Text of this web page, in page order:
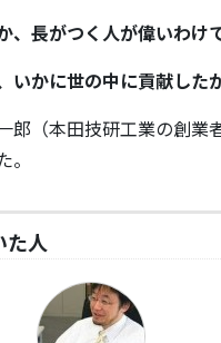
、長がつく人が偉いわけ
いかに世の中に貢献した
郎（本田技研工業の創業
た人